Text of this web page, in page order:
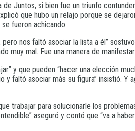
Juntos, si bien fue un triunfo
que hubo un relajo porque se
fueron achicando.
nos faltó asociar la lista a él”
muy mal. Fue una manera de
y que pueden “hacer una elección
faltó asociar más su figura” insistió. Y
trabajar para solucionarle los
aseguró y contó que “va a